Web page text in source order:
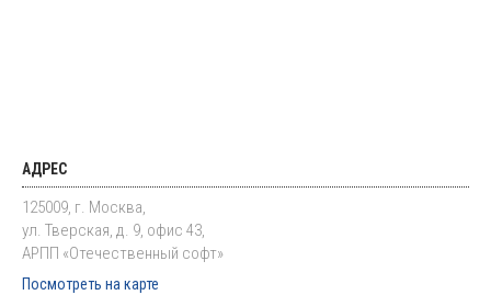
АДРЕС
125009, г. Москва,
ул. Тверская, д. 9, офис 43,
АРПП «Отечественный софт»
Посмотреть на карте